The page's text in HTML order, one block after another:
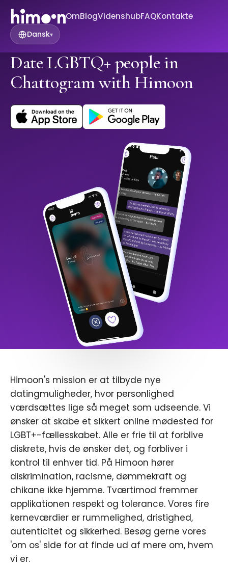
OmBlogVidenshubFAQKontakte
Dansk▾
Date LGBTQ+ people in
Chattogram with Himoon
Himoon's mission er at tilbyde nye
datingmuligheder, hvor personlighed
værdsættes lige så meget som udseende. Vi
ønsker at skabe et sikkert online mødested for
LGBT+-fællesskabet. Alle er frie til at forblive
diskrete, hvis de ønsker det, og forbliver i
kontrol til enhver tid. På Himoon hører
diskrimination, racisme, dømmekraft og
chikane ikke hjemme. Tværtimod fremmer
applikationen respekt og tolerance. Vores fire
kerneværdier er rummelighed, dristighed,
autenticitet og sikkerhed. Besøg gerne vores
'om os' side for at finde ud af mere om, hvem
vi er.